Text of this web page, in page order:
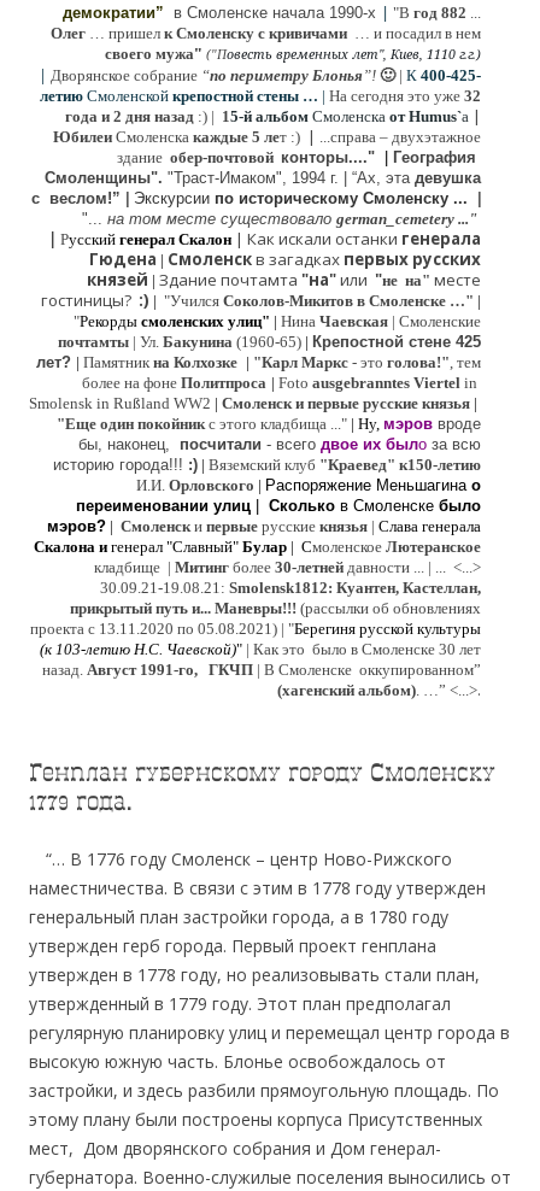
демократии” в Смоленске начала 1990-х | "В год 882 ...
Олег … пришел к Смоленску с кривичами … и посадил в нем
своего мужа" ("Повесть временных лет", Киев, 1110 г.г.)
| Дворянское собрание “по периметру Блонья”! 🙂| К 400-425-
летию Смоленской крепостной стены … | На сегодня это уже 32
года и 2 дня назад :) | 15-й альбом Смоленска от Humus`a |
Юбилеи Смоленска каждые 5 лет :) | ...справа – двухэтажное
здание обер-почтовой конторы...."
Гeография
Cмоленщины". "Траст-Имаком", 1994 г. “Ах, эта девушка
с веслом!”
Экскурсии по историческому Смоленску ...
"... на том месте существовало german_cemetery ..."
| Русский генерал Скалон | Как искали останки генерала
Гюдена | Смоленскв загадках первых русских
князей | Здание почтамта "на"или "не на" месте
гостиницы? :) | "Учился Соколов-Микитов в Смоленске …" |
"Рекорды смоленских улиц" | Нина Чаевская | Смоленские
почтамты | Ул. Бакунина (1960-65) | Крепостной стене 425
лет? | Памятник на Колхозке | "Карл Маркс - это голова!", тем
более на фоне Политпроса | Foto ausgebranntes Viertel in
Smolensk in Rußland WW2 | Смоленск и первые русские князья |
"Еще один покойникс этого кладбища ..." | Ну, мэров вроде
бы, наконец, посчитали - всего двое их было за всю
историю города!!! :) | Вяземский клуб "Краевед" к150-летию
И.И. Орловского | Распоряжение Меньшагина о
переименовании улиц
Сколько в Смоленске было
мэров? | Смоленски первые русские князья | Слава генерала
Скалона и генерал "Славный" Булар | Смоленское Лютерaнское
кладбище | Митинг более 30-летней давности ... | ... <...>
30.09.21-19.08.21: Smolensk1812: Куантен, Кастеллан,
прикрытый путь и... Маневры!!! (рассылки об обновлениях
проекта с 13.11.2020 по 05.08.2021) | "Берегиня русской культуры
(к 103-летию Н.С. Чаевской)" | Как это было в Смоленске 30 лет
назад. Август 1991-го, ГКЧП | В Смоленске оккупированном”
(хагенский альбом). …” <...>.
Генплан губернскому городу Смоленску
1779 года.
“… В 1776 году Смоленск – центр Ново-Рижского
наместничества. В связи с этим в 1778 году утвержден
генеральный план застройки города, а в 1780 году
утвержден герб города. Первый проект генплана
утвержден в 1778 году, но реализовывать стали план,
утвержденный в 1779 году. Этот план предполагал
регулярную планировку улиц и перемещал центр города в
высокую южную часть. Блонье освобождалось от
застройки, и здесь разбили прямоугольную площадь. По
этому плану были построены корпуса Присутственных
мест, Дом дворянского собрания и Дом генерал-
губернатора. Военно-служилые поселения выносились от